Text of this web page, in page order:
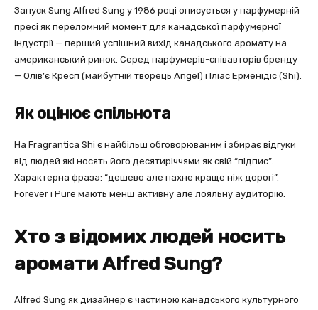
Запуск Sung Alfred Sung у 1986 році описується у парфумерній
пресі як переломний момент для канадської парфумерної
індустрії — перший успішний вихід канадського аромату на
американський ринок. Серед парфумерів-співавторів бренду
— Олів’є Кресп (майбутній творець Angel) і Іліас Ерменідіс (Shi).
Як оцінює спільнота
На Fragrantica Shi є найбільш обговорюваним і збирає відгуки
від людей які носять його десятиріччями як свій “підпис”.
Характерна фраза: “дешево але пахне краще ніж дорогі”.
Forever і Pure мають менш активну але лояльну аудиторію.
Хто з відомих людей носить
аромати Alfred Sung?
Alfred Sung як дизайнер є частиною канадського культурного